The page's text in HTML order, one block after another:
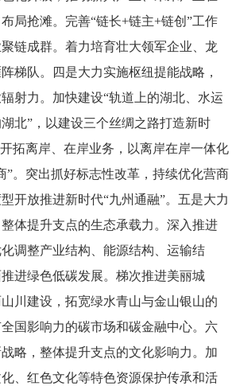
局抢滩。完善“链长+链主+链创”工作
链成群。着力培育壮大领军企业、龙
梯队。四是大力实施枢纽提能战略，
射力。加快建设“轨道上的湖北、水运
湖北”，以建设三个丝绸之路打造新时
拓离岸、在岸业务，以离岸在岸一体化
”。突出抓好标志性改革，持续优化营商
开放推进新时代“九州通融”。五是大力
体提升支点的生态承载力。深入推进
调整产业结构、能源结构、运输结
进绿色低碳发展。梯次推进美丽城
川建设，拓宽绿水青山与金山银山的
国影响力的碳市场和碳金融中心。六
略，整体提升支点的文化影响力。加
、红色文化等特色资源保护传承和活